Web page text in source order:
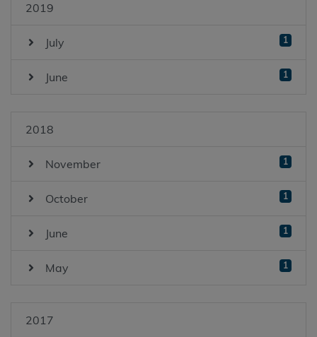
2019
July 1
June 1
2018
November 1
October 1
June 1
May 1
2017